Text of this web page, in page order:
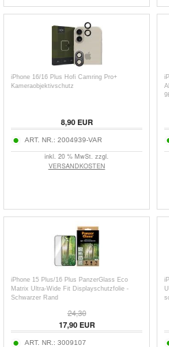
iPhone 16/16 Plus Hofi Camring Pro+
Kameraobjektivschutz
8,90EUR
ART. NR.: 2004939-VAR
inkl. 20 % MwSt. zzgl.
VERSANDKOSTEN
iPhone 15 Plus/16 Plus PanzerGlass Eco
Matrix Ultra-Wide Fit Displayschutzfolie -
Schwarzer Rand
24,30
17,90EUR
ART. NR.: 3009107